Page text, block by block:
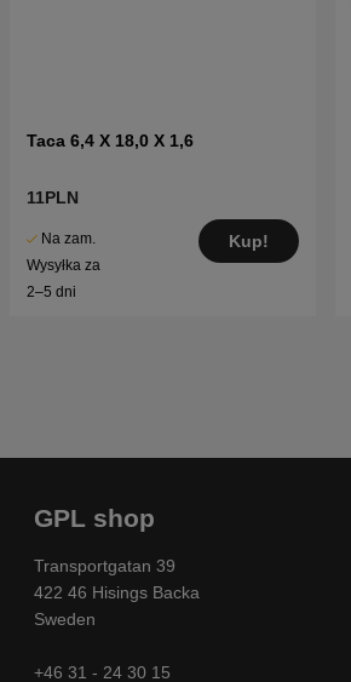
Taca 6,4 X 18,0 X 1,6
11PLN
Na zam.
Wysyłka za
2–5 dni
Kup!
GPL shop
Transportgatan 39
422 46 Hisings Backa
Sweden
+46 31 - 24 30 15